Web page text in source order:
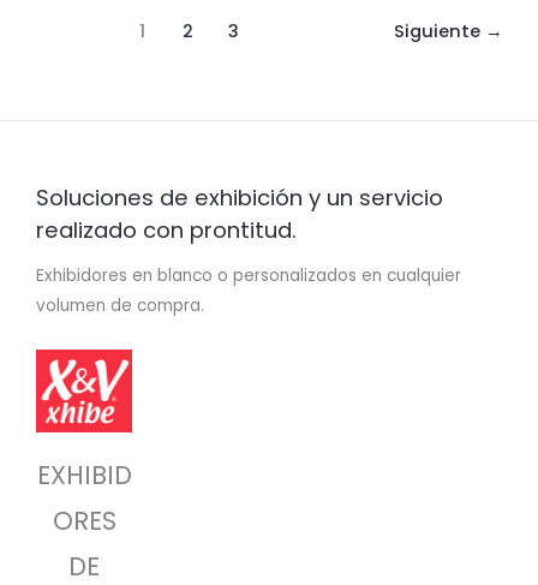
1 2 3 Siguiente →
Soluciones de exhibición y un servicio
realizado con prontitud.
Exhibidores en blanco o personalizados en cualquier
volumen de compra.
EXHIBID
ORES
DE